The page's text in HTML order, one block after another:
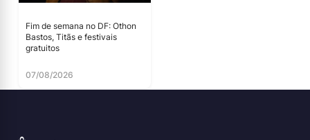
Fim de semana no DF: Othon
Bastos, Titãs e festivais
gratuitos
07/08/2026